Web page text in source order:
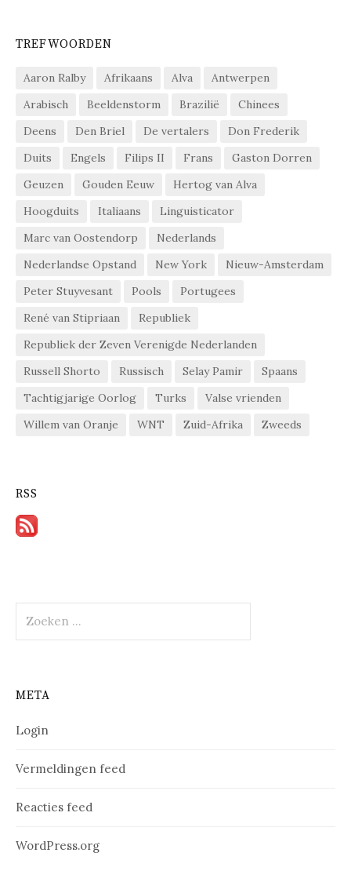
TREFWOORDEN
Aaron Ralby Afrikaans Alva
Antwerpen
Arabisch
Beeldenstorm Brazilië
Chinees
Deens
Den Briel De vertalers
Don Frederik
Duits
Engels Filips II Frans
Gaston Dorren
Geuzen
Gouden Eeuw
Hertog van Alva
Hoogduits
Italiaans
Linguisticator
Marc van Oostendorp
Nederlands
Nederlandse Opstand
New York
Nieuw-Amsterdam
Peter Stuyvesant
Pools
Portugees
René van Stipriaan
Republiek
Republiek der Zeven Verenigde Nederlanden
Russell Shorto
Russisch Selay Pamir
Spaans
Tachtigjarige Oorlog
Turks
Valse vrienden
Willem van Oranje
WNT Zuid-Afrika Zweeds
RSS
naar:
META
Login
Vermeldingen feed
Reacties feed
WordPress.org